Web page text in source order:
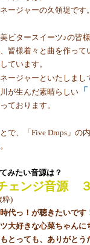
ージャーの久領堤です
ビタースイーツ♪の皆
皆様着々と曲を作っ
ています。
ージャーといたしまし
が生んだ素晴らしい
ております。
で、「Five Drops」の
みたい音源は？
ェンジ音源
粋)
時代っ！が聴きたいです
ツ大好きな心菜ちゃん
もとっても、ありがとう